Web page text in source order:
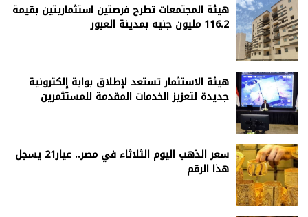
هيئة المجتمعات تطرح فرصتين استثماريتين بقيمة
116.2 مليون جنيه بمدينة العبور
هيئة الاستثمار تستعد لإطلاق بوابة إلكترونية
جديدة لتعزيز الخدمات المقدمة للمستثمرين
سعر الذهب اليوم الثلاثاء في مصر.. عيار21 يسجل
هذا الرقم